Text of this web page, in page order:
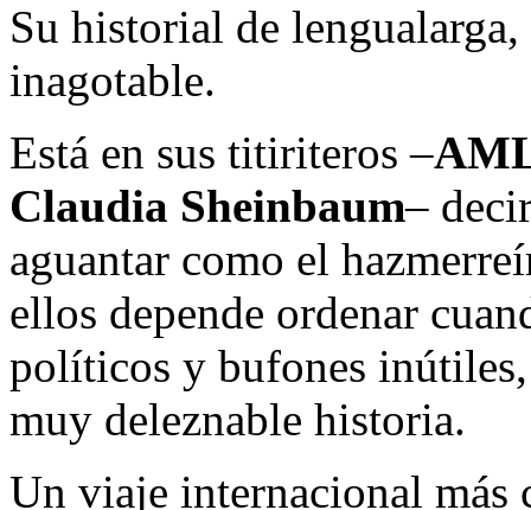
Su historial de
inagotable.
Está en sus titiriteros –
Claudia Sheinbaum–
aguantar como el
ellos depende ordenar
políticos y bufones
muy deleznable historia.
Un viaje internacional más